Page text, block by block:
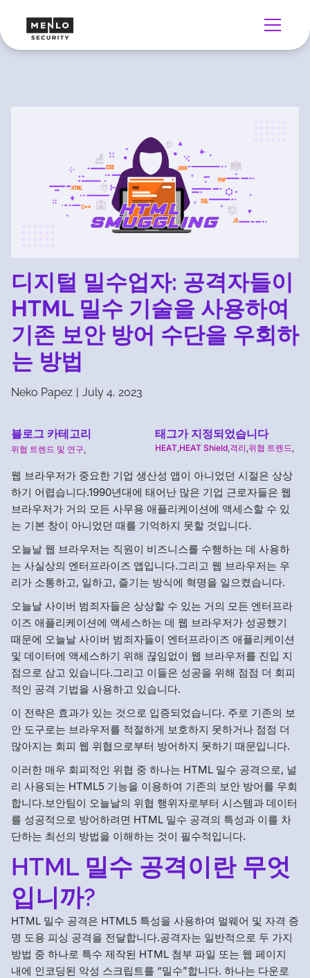
디지털 밀수업자: 공격자들이
HTML 밀수 기술을 사용하여
기존 보안 방어 수단을 우회하
는 방법
Neko Papez | July 4, 2023
블로그 카테고리
위협 트렌드 및 연구
태그가 지정되었습니다
HEAT HEAT Shield 격리 위협 트렌드
웹 브라우저가 중요한 기업 생산성 앱이 아니었던 시절은 상상
하기 어렵습니다.1990년대에 태어난 많은 기업 근로자들은 웹
브라우저가 거의 모든 사무용 애플리케이션에 액세스할 수 있
는 기본 창이 아니었던 때를 기억하지 못할 것입니다.
오늘날 웹 브라우저는 직원이 비즈니스를 수행하는 데 사용하
는 사실상의 엔터프라이즈 앱입니다.그리고 웹 브라우저는 우
리가 소통하고, 일하고, 즐기는 방식에 혁명을 일으켰습니다.
오늘날 사이버 범죄자들은 상상할 수 있는 거의 모든 엔터프라
이즈 애플리케이션에 액세스하는 데 웹 브라우저가 성공했기
때문에 오늘날 사이버 범죄자들이 엔터프라이즈 애플리케이션
및 데이터에 액세스하기 위해 끊임없이 웹 브라우저를 진입 지
점으로 삼고 있습니다.그리고 이들은 성공을 위해 점점 더 회피
적인 공격 기법을 사용하고 있습니다.
이 전략은 효과가 있는 것으로 입증되었습니다. 주로 기존의 보
안 도구로는 브라우저를 적절하게 보호하지 못하거나 점점 더
많아지는 회피 웹 위협으로부터 방어하지 못하기 때문입니다.
이러한 매우 회피적인 위협 중 하나는 HTML 밀수 공격으로, 널
리 사용되는 HTML5 기능을 이용하여 기존의 보안 방어를 우회
합니다.보안팀이 오늘날의 위협 행위자로부터 시스템과 데이터
를 성공적으로 방어하려면 HTML 밀수 공격의 특성과 이를 차
단하는 최선의 방법을 이해하는 것이 필수적입니다.
HTML 밀수 공격이란 무엇
입니까?
HTML 밀수 공격은 HTML5 특성을 사용하여 멀웨어 및 자격 증
명 도용 피싱 공격을 전달합니다.공격자는 일반적으로 두 가지
방법 중 하나로 특수 제작된 HTML 첨부 파일 또는 웹 페이지
내에 인코딩된 악성 스크립트를 “밀수”합니다. 하나는 다운로